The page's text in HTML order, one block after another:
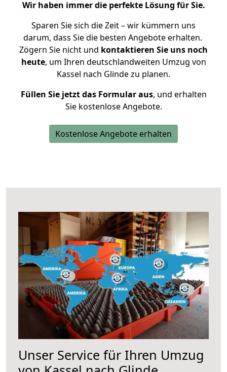
Wir haben immer die perfekte Lösung für Sie.
Sparen Sie sich die Zeit – wir kümmern uns
darum, dass Sie die besten Angebote erhalten.
Zögern Sie nicht und kontaktieren Sie uns noch
heute, um Ihren deutschlandweiten Umzug von
Kassel nach Glinde zu planen.
Füllen Sie jetzt das Formular aus, und erhalten
Sie kostenlose Angebote.
Kostenlose Angebote erhalten
Unser Service für Ihren Umzug